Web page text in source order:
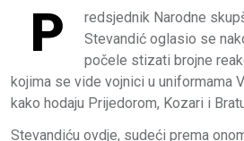
P
redsjednik Narodne
Stevandić oglasio se
počele stizati brojne
kojima se vide vojnici u uniformama
kako hodaju Prijedorom, Kozari i
Stevandiću ovdje, sudeći prema